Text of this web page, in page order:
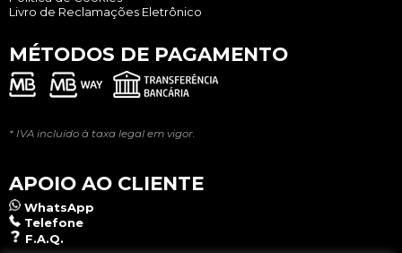
Livro de Reclamações Eletrônico
MÉTODOS DE PAGAMENTO
* IVA incluído à taxa legal em vigor.
APOIO AO CLIENTE
WhatsApp
Telefone
F.A.Q.